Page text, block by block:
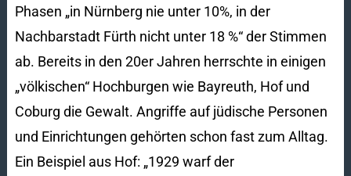
Phasen „in Nürnberg nie unter 10%, in der
Nachbarstadt Fürth nicht unter 18 %“ der Stimmen
ab. Bereits in den 20er Jahren herrschte in einigen
„völkischen“ Hochburgen wie Bayreuth, Hof und
Coburg die Gewalt. Angriffe auf jüdische Personen
und Einrichtungen gehörten schon fast zum Alltag.
Ein Beispiel aus Hof: „1929 warf der